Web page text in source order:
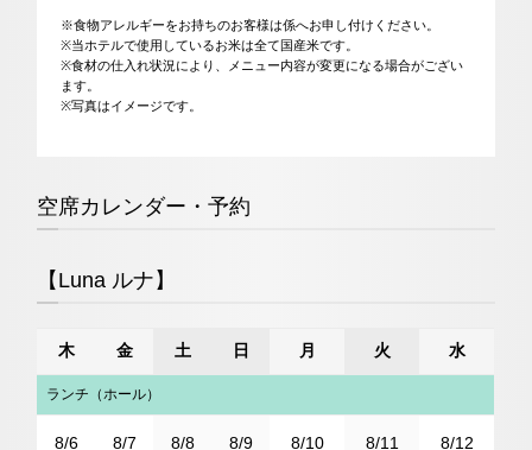
※食物アレルギーをお持ちのお客様は係へお申し付けください。
※当ホテルで使用しているお米は全て国産米です。
※食材の仕入れ状況により、メニュー内容が変更になる場合がござい
ます。
※写真はイメージです。
空席カレンダー・予約
【Luna ルナ】
木 金 土 日 月 火 水
ランチ（ホール）
8/6 8/7 8/8 8/9 8/10 8/11 8/12